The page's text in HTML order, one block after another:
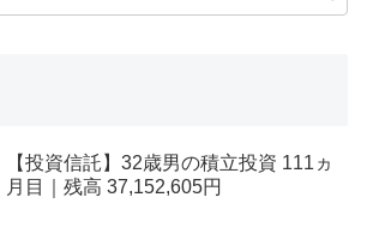
【投資信託】32歳男の積立投資 111ヵ
月目｜残高 37,152,605円